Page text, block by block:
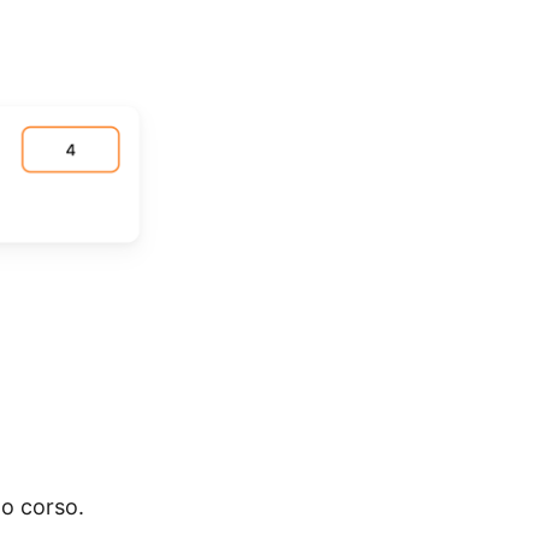
corso.